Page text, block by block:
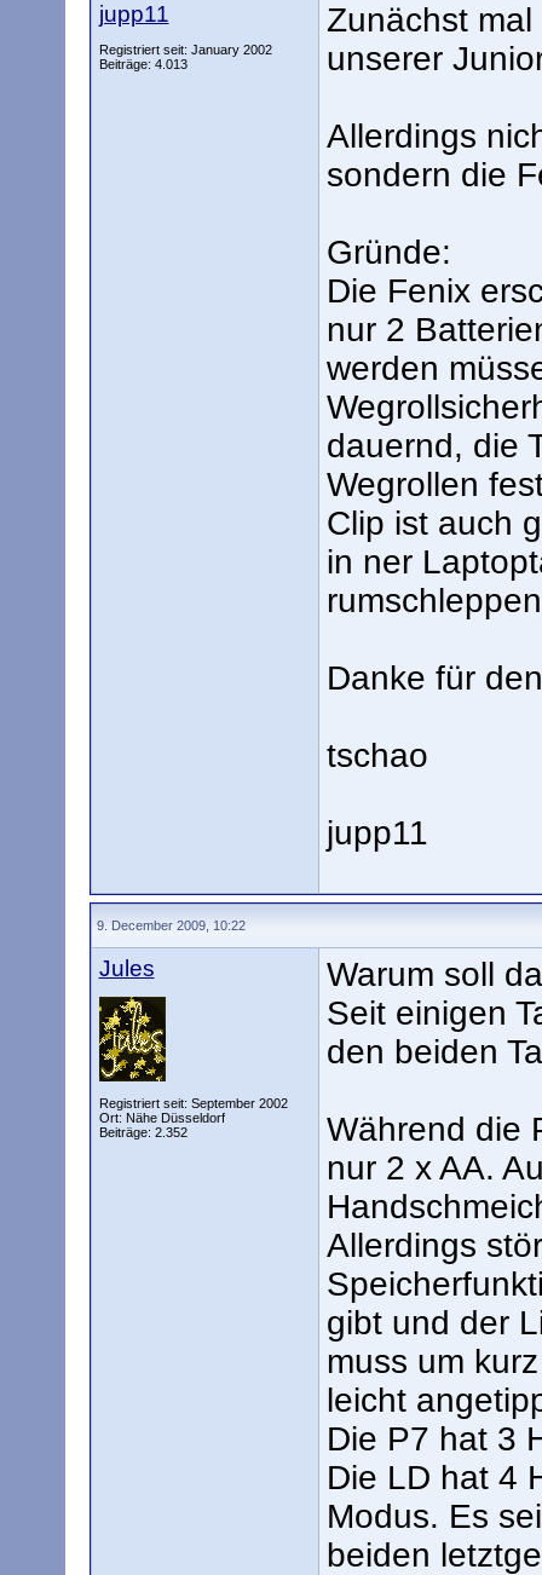
jupp11
Registriert seit: January 2002
Beiträge: 4.013
Zunächst mal
unserer
Allerdings
sondern die
Gründe:
Die Fenix
nur 2
werden
dauernd, die
Wegrollen
Clip ist auch
in ner
Danke für
tschao
jupp11
9. December 2009, 10:22
Jules
Registriert seit: September 2002
Ort: Nähe Düsseldorf
Beiträge: 2.352
Warum soll
Seit einigen
den beiden
Während die
nur 2 x AA.
Allerdings
gibt und der
muss um
leicht
Die P7 hat 3
Die LD hat 4
Modus. Es
beiden